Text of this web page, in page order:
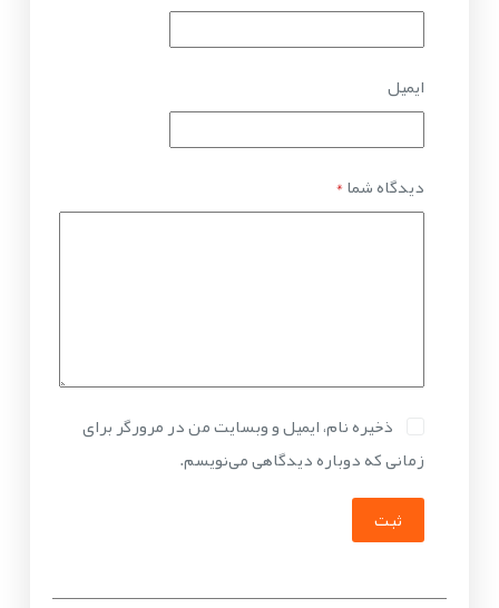
ایمیل
دیدگاه شما*
ذخیره نام، ایمیل و وبسایت من در مرورگر برای
زمانی که دوباره دیدگاهی می‌نویسم.
ثبت